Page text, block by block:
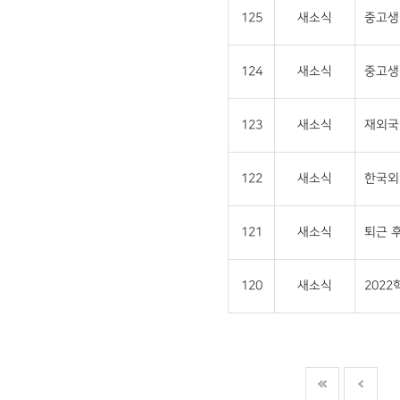
125 새소식 중고
124 새소식 중고
123 새소식 재외
122 새소식 한국
121 새소식 퇴근
120 새소식 2022